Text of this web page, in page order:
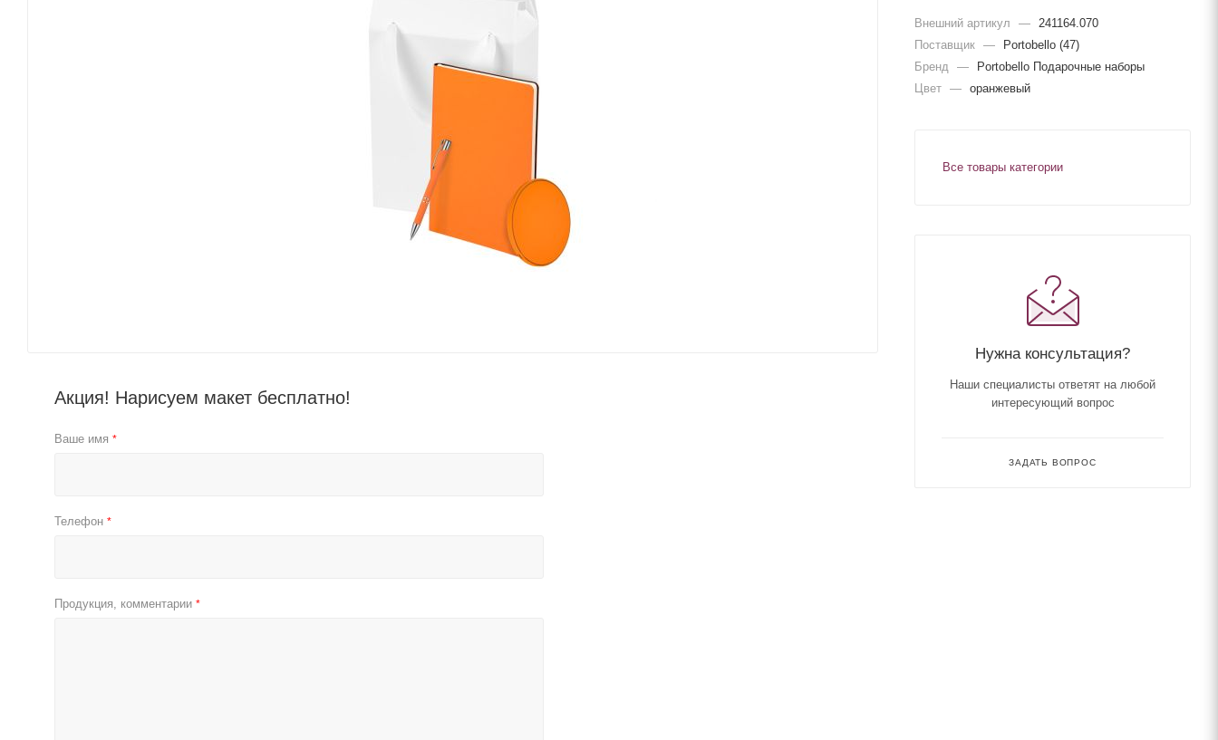
Акция! Нарисуем макет бесплатно!
Ваше имя *
Телефон *
Продукция, комментарии *
Внешний артикул —
241164.070
Поставщик —
Portobello (47)
Бренд
—
Portobello Подарочные наборы
Цвет — оранжевый
Все товары категории
Нужна консультация?
Наши специалисты ответят на любой
интересующий вопрос
ЗАДАТЬ ВОПРОС